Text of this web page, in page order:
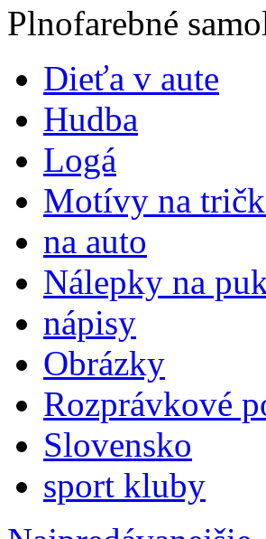
Plnofarebné
Dieťa v aute
Hudba
Logá
Motívy na
na auto
Nálepky na
nápisy
Obrázky
Rozprávkové
Slovensko
sport kluby